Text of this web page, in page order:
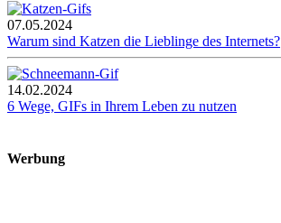
07.05.2024
Warum sind Katzen die Lieblinge des Internets?
14.02.2024
6 Wege, GIFs in Ihrem Leben zu nutzen
Werbung